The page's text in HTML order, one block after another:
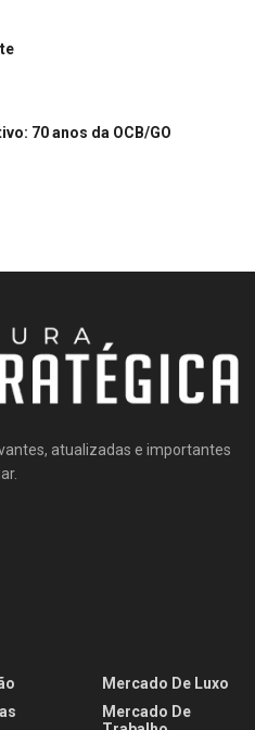
70 anos da OCB/GO
atualizadas e importantes
Mercado De Luxo
Mercado De